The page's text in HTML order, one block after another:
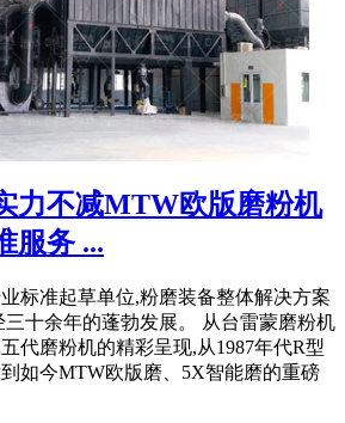
力不减MTW欧版磨粉机
服务 ...
标准起草单位,粉磨装备整体解决方案
十余年的蓬勃发展。 从台雷蒙磨粉机
代磨粉机的精彩呈现,从1987年代R型
如今MTW欧版磨、5X智能磨的重磅